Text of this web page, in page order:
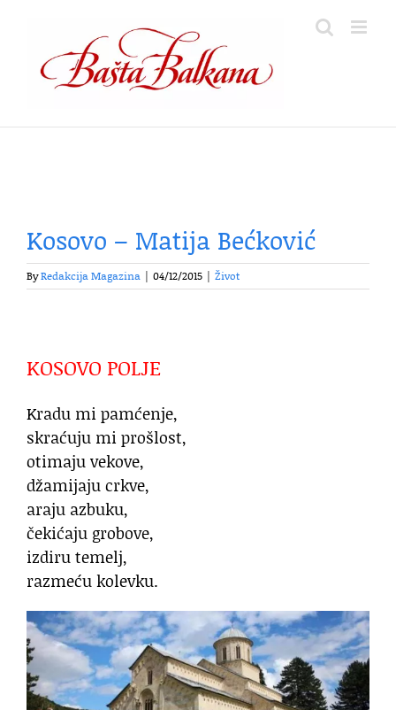
content
Kosovo – Matija Bećković
ByRedakcija Magazina 04/12/2015 Život
KOSOVO POLJE
Kradu mi pamćenje,
skraćuju mi prošlost,
otimaju vekove,
džamijaju crkve,
araju azbuku,
čekićaju grobove,
izdiru temelj,
razmeću kolevku.